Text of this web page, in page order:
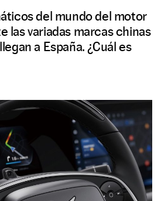
del mundo del motor
las variadas marcas chinas
a España. ¿Cuál es